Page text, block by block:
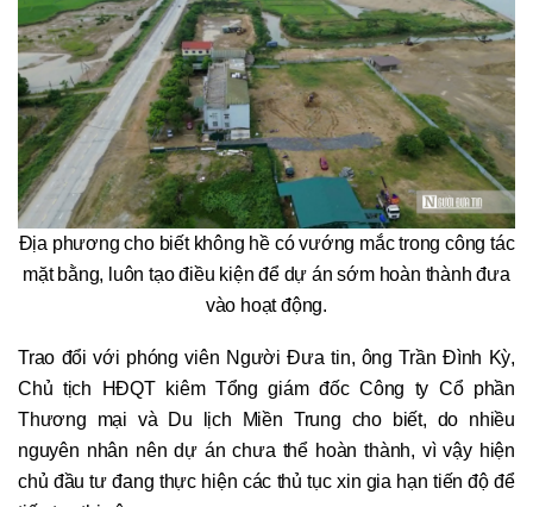
Địa phương cho biết không hề có vướng mắc trong công tác
mặt bằng, luôn tạo điều kiện để dự án sớm hoàn thành đưa
vào hoạt động.
Trao đổi với phóng viên Người Đưa tin, ông Trần Đình Kỳ,
Chủ tịch HĐQT kiêm Tổng giám đốc Công ty Cổ phần
Thương mại và Du lịch Miền Trung cho biết, do nhiều
nguyên nhân nên dự án chưa thể hoàn thành, vì vậy hiện
chủ đầu tư đang thực hiện các thủ tục xin gia hạn tiến độ để